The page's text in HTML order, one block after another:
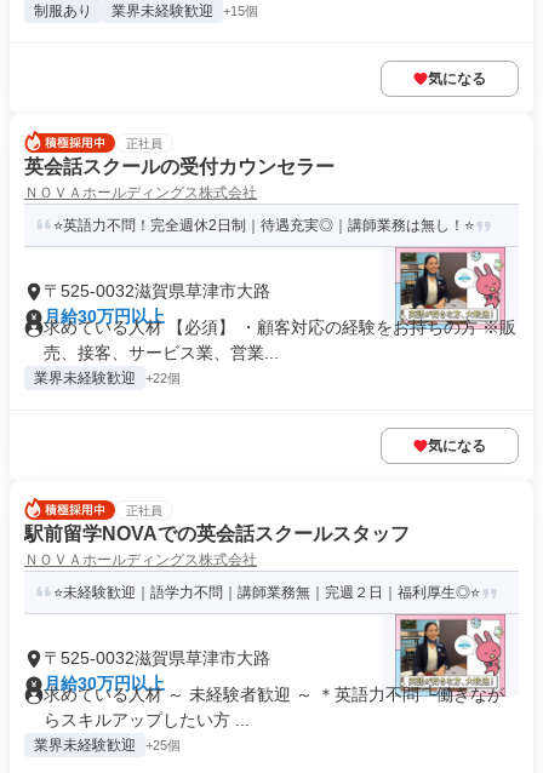
制服あり 業界未経験歓迎 +15個
気になる
正社員
英会話スクールの受付カウンセラー
ＮＯＶＡホールディングス株式会社
⭐英語力不問！完全週休2日制｜待遇充実◎｜講師業務は無し！⭐
〒525-0032滋賀県草津市大路
月給30万円以上
求めている人材 【必須】 ・顧客対応の経験をお持ちの方 ※販
売、接客、サービス業、営業...
業界未経験歓迎 +22個
気になる
正社員
駅前留学NOVAでの英会話スクールスタッフ
ＮＯＶＡホールディングス株式会社
⭐未経験歓迎｜語学力不問｜講師業務無｜完週２日｜福利厚生◎⭐
〒525-0032滋賀県草津市大路
月給30万円以上
求めている人材 ～ 未経験者歓迎 ～ ＊英語力不問 └働きなが
らスキルアップしたい方 ...
業界未経験歓迎 +25個